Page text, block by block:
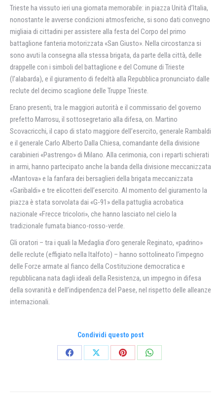
Trieste ha vissuto ieri una giornata memorabile: in piazza Unità d’Italia,
nonostante le avverse condizioni atmosferiche, si sono dati convegno
migliaia di cittadini per assistere alla festa del Corpo del primo
battaglione fanteria motorizzata «San Giusto». Nella circostanza si
sono avuti la consegna alla stessa brigata, da parte della città, delle
drappelle con i simboli del battaglione e del Comune di Trieste
(l’alabarda), e il giuramento di fedeltà alla Repubblica pronunciato dalle
reclute del decimo scaglione delle Truppe Trieste.
Erano presenti, tra le maggiori autorità e il commissario del governo
prefetto Marrosu, il sottosegretario alla difesa, on. Martino
Scovacricchi, il capo di stato maggiore dell’esercito, generale Rambaldi
e il generale Carlo Alberto Dalla Chiesa, comandante della divisione
carabinieri «Pastrengo» di Milano. Alla cerimonia, con i reparti schierati
in armi, hanno partecipato anche la banda della divisione meccanizzata
«Mantova» e la fanfara dei bersaglieri della brigata meccanizzata
«Garibaldi» e tre elicotteri dell’esercito. Al momento del giuramento la
piazza è stata sorvolata dai «G-91» della pattuglia acrobatica
nazionale «Frecce tricolori», che hanno lasciato nel cielo la
tradizionale fumata bianco-rosso-verde.
Gli oratori – tra i quali la Medaglia d’oro generale Reginato, «padrino»
delle reclute (effigiato nella Italfoto) – hanno sottolineato l’impegno
delle Forze armate al fianco della Costituzione democratica e
repubblicana nata dagli ideali della Resistenza, un impegno in difesa
della sovranità e dell’indipendenza del Paese, nel rispetto delle alleanze
internazionali.
Condividi questo post
CondividiCondividiCondividiCondividi